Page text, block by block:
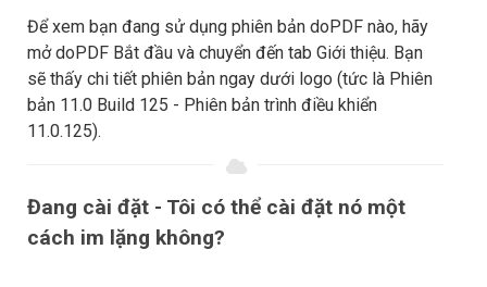
Để xem bạn đang sử dụng phiên bản doPDF nào, hãy
mở doPDF Bắt đầu và chuyển đến tab Giới thiệu. Bạn
sẽ thấy chi tiết phiên bản ngay dưới logo (tức là Phiên
bản 11.0 Build 125 - Phiên bản trình điều khiển
11.0.125).
Đang cài đặt - Tôi có thể cài đặt nó một
cách im lặng không?